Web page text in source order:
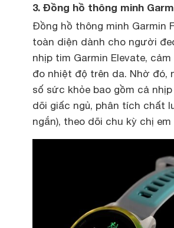
3. Đồng hồ thông minh
Đồng hồ thông minh Garmin
toàn diện dành cho người
nhịp tim Garmin Elevate,
đo nhiệt độ trên da. Nhờ
số sức khỏe bao gồm cả
dõi giấc ngủ, phân tích chất
ngắn), theo dõi chu kỳ chị